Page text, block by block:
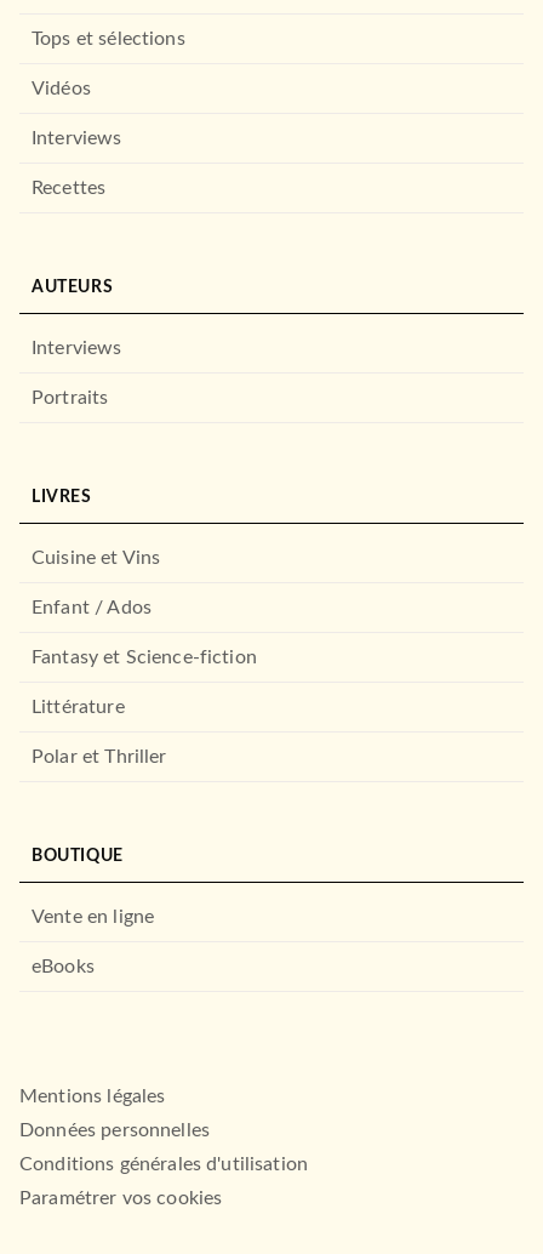
Tops et sélections
Vidéos
Interviews
Recettes
AUTEURS
Interviews
Portraits
LIVRES
Cuisine et Vins
Enfant / Ados
Fantasy et Science-fiction
Littérature
Polar et Thriller
BOUTIQUE
Vente en ligne
eBooks
Mentions légales
Données personnelles
Conditions générales d'utilisation
Paramétrer vos cookies